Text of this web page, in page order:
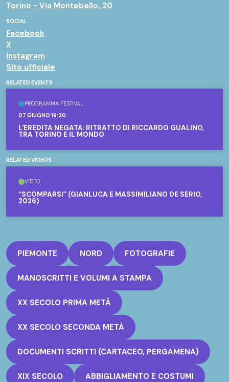
Torino - Via Montebello, 20
SOCIAL
Facebook
X
Instagram
Sito ufficiale
RELATED EVENTS
PROGRAMMA FESTIVAL
07 GIUGNO 19:30
L'EREDITÀ NEGATA: RITRATTO DI RICCARDO GUALINO,
TRA TORINO E IL MONDO
RELATED VIDEOS
VIDEO
“SCOMPARSI” (GIANLUCA E MASSIMILIANO DE SERIO,
2026)
PIEMONTE NORD FOTOGRAFIE
MANOSCRITTI E VOLUMI A STAMPA
XX SECOLO PRIMA METÀ
XX SECOLO SECONDA METÀ
DOCUMENTI SCRITTI (CARTACEO, PERGAMENA)
XIX SECOLO ABBIGLIAMENTO E COSTUMI